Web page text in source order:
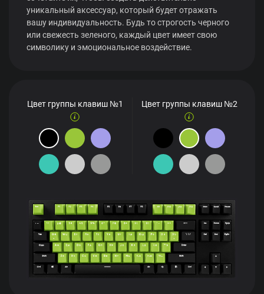
уникальный аксессуар, который будет отражать
вашу индивидуальность. Будь то строгость черного
или свежесть зеленого, каждый цвет имеет свою
символику и эмоциональное воздействие.
Цвет группы клавиш №1 Цвет группы клавиш №2